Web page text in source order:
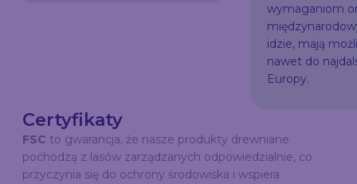
wymaganiom
idzie, mają
nawet do
Europy.
Certyfikaty
FSC to gwarancja, że nasze produkty drewniane
pochodzą z lasów zarządzanych odpowiedzialnie, co
przyczynia się do ochrony środowiska i wspiera